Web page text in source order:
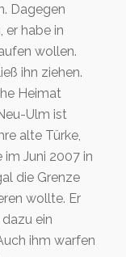
Dagegen
er habe in
wollen.
ihn ziehen.
Heimat
Ulm ist
alte Türke,
Juni 2007 in
die Grenze
wollte. Er
ein
ihm warfen